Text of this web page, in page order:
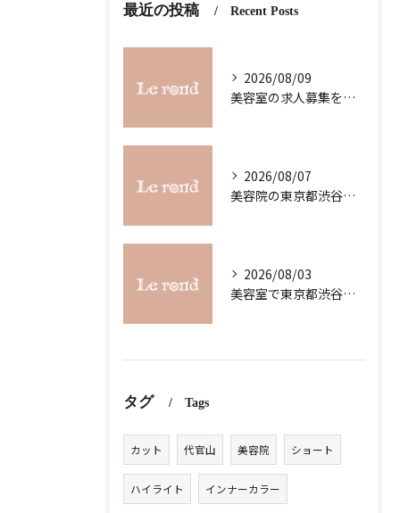
最近の投稿 Recent Posts
2026/08/09
美容室の求人募集を東京都渋谷区代官山町で探す方のための応募先選びのコツ
2026/08/07
美容院の東京都渋谷区恵比寿求人募集で理想の働き方と職場選びを徹底解説
2026/08/03
美容室で東京都渋谷区代官山町のスキルアップを目指す最新ガイド
タグ Tags
カット 代官山 美容院 ショート
ハイライト インナーカラー